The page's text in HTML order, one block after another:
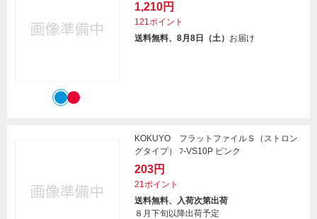
1,210円
121ポイント
送料無料、8月8日（土） お届け
KOKUYO フラットファイルＳ（ストロン
グタイプ） ﾌ-VS10P ピンク
203円
21ポイント
送料無料、入荷次第出荷
８月下旬以降出荷予定